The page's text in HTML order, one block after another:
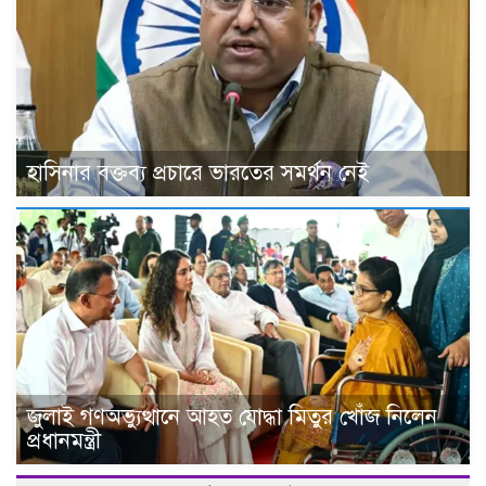
হাসিনার বক্তব্য প্রচারে ভারতের সমর্থন নেই
জুলাই গণঅভ্যুত্থানে আহত যোদ্ধা মিতুর খোঁজ নিলেন
প্রধানমন্ত্রী